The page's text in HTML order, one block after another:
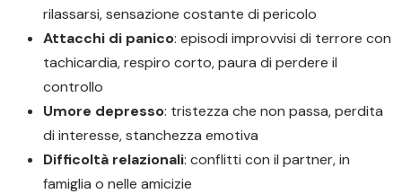
rilassarsi, sensazione costante di pericolo
Attacchi di panico: episodi improvvisi di terrore con
tachicardia, respiro corto, paura di perdere il
controllo
Umore depresso: tristezza che non passa, perdita
di interesse, stanchezza emotiva
Difficoltà relazionali: conflitti con il partner, in
famiglia o nelle amicizie